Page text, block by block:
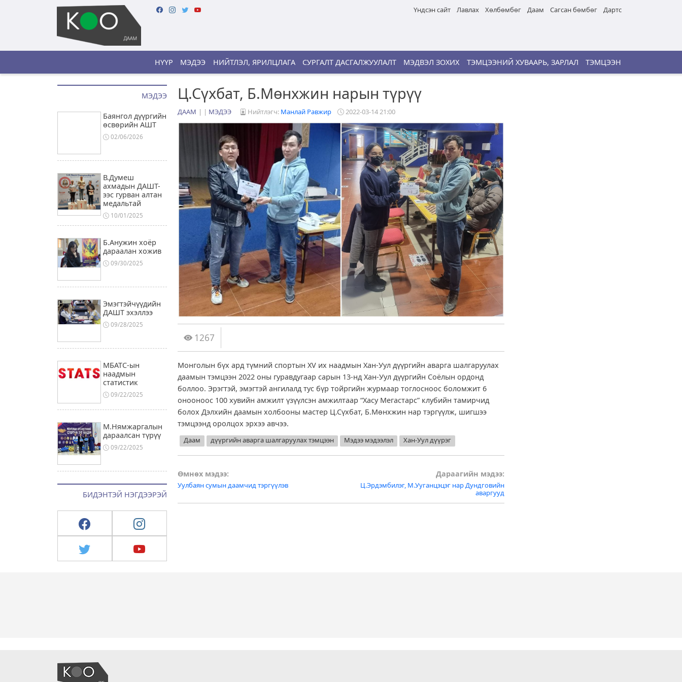
Үндсэн сайт Лавлах Хөлбөмбөг Даам Сагсан бөмбөг Дартс
НҮҮР МЭДЭЭ НИЙТЛЭЛ, ЯРИЛЦЛАГА СУРГАЛТ ДАСГАЛЖУУЛАЛТ МЭДВЭЛ ЗОХИХ ТЭМЦЭЭНИЙ ХУВААРЬ, ЗАРЛАЛ ТЭМЦЭЭН
МЭДЭЭ
Баянгол дүүргийн
өсвөрийн АШТ
02/06/2026
В.Думеш
ахмадын ДАШТ-
ээс гурван алтан
медальтай
10/01/2025
Б.Анужин хоёр
дараалан хожив
09/30/2025
Эмэгтэйчүүдийн
ДАШТ эхэллээ
09/28/2025
МБАТС-ын
наадмын
статистик
09/22/2025
М.Нямжаргалын
дараалсан түрүү
09/22/2025
БИДЭНТЭЙ НЭГДЭЭРЭЙ
Ц.Сүхбат, Б.Мөнхжин нарын түрүү
ДААМ | МЭДЭЭ Нийтлэгч: Манлай Равжир 2022-03-14 21:00
1267
Монголын бүх ард түмний спортын ХV их наадмын Хан-Уул дүүргийн аварга шалгаруулах
даамын тэмцээн 2022 оны гуравдугаар сарын 13-нд Хан-Уул дүүргийн Соёлын ордонд
боллоо. Эрэгтэй, эмэгтэй ангилалд тус бүр тойргийн журмаар тоглосноос боломжит 6
онооноос 100 хувийн амжилт үзүүлсэн амжилтаар “Хасу Мегастарс” клубийн тамирчид
болох Дэлхийн даамын холбооны мастер Ц.Сүхбат, Б.Мөнхжин нар тэргүүлж, шигшээ
тэмцээнд оролцох эрхээ авчээ.
Даам дүүргийн аварга шалгаруулах тэмцээн Мэдээ мэдээлэл Хан-Уул дүүрэг
Post
navigation
Өмнөх мэдээ:
Уулбаян сумын даамчид тэргүүлэв
Дараагийн мэдээ:
Ц.Эрдэмбилэг, М.Ууганцэцэг нар Дундговийн
аваргууд